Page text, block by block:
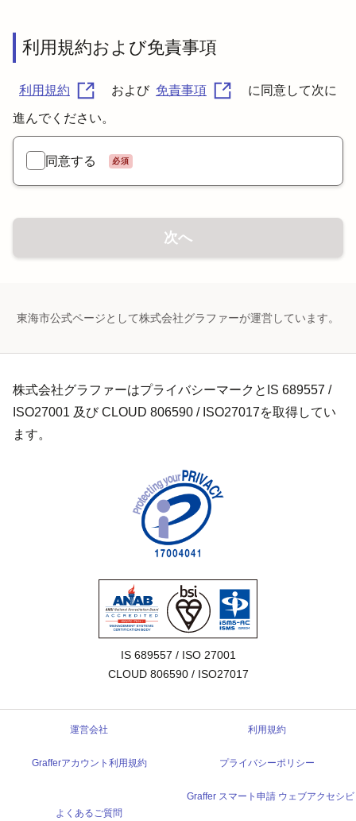
利用規約および免責事項
利用規約 および 免責事項 に同意して次に
進んでください。
同意する 必須
次へ
東海市公式ページとして株式会社グラファーが運営しています。
株式会社グラファーはプライバシーマークとIS 689557 /
ISO27001 及び CLOUD 806590 / ISO27017を取得してい
ます。
IS 689557 / ISO 27001
CLOUD 806590 / ISO27017
運営会社 利用規約
Grafferアカウント利用規約 プライバシーポリシー
よくあるご質問
Graffer スマート申請 ウェブアクセシビ